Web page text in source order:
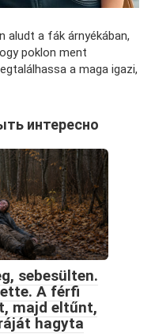
aludt a fák árnyékában,
poklon ment
a maga igazi,
интересно
sebesülten.
A férfi
majd eltűnt,
hagyta